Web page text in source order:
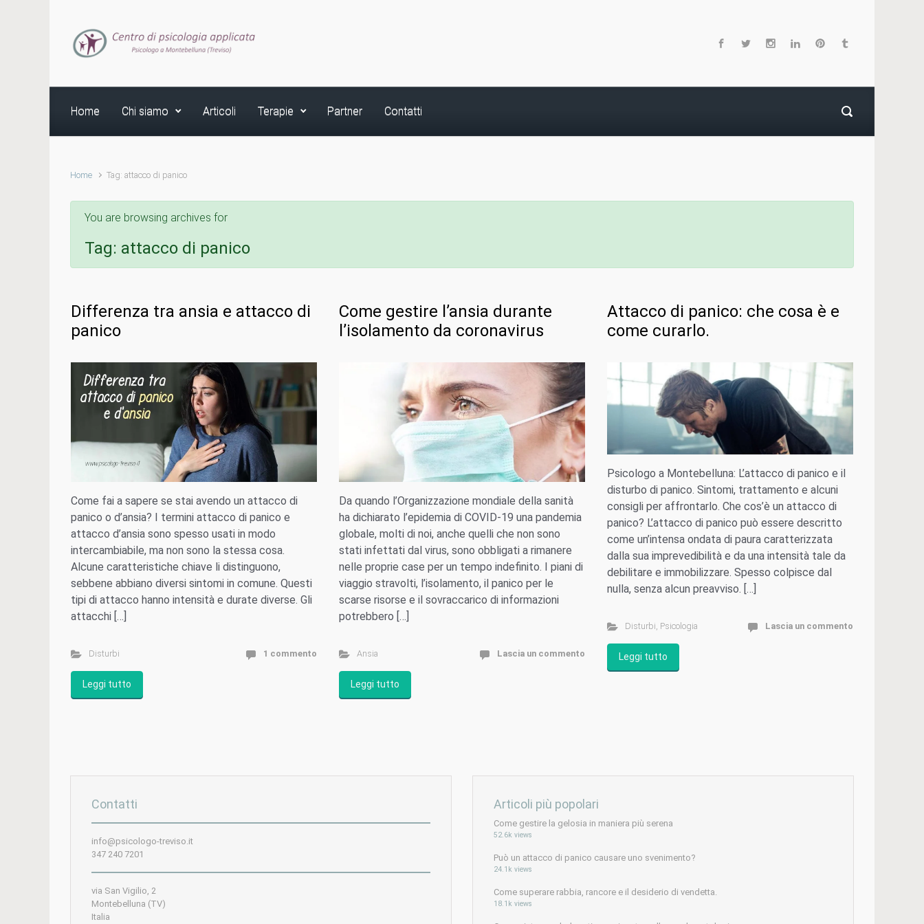
Home Chi siamo Articoli Terapie Partner Contatti
Home Tag: attacco di panico
You are browsing archives for
Tag: attacco di panico
Differenza tra ansia e attacco di
panico
Come fai a sapere se stai avendo un attacco di
panico o d’ansia? I termini attacco di panico e
attacco d’ansia sono spesso usati in modo
intercambiabile, ma non sono la stessa cosa.
Alcune caratteristiche chiave li distinguono,
sebbene abbiano diversi sintomi in comune. Questi
tipi di attacco hanno intensità e durate diverse. Gli
attacchi […]
Disturbi 1 commento
Leggi tutto
Come gestire l’ansia durante
l’isolamento da coronavirus
Da quando l’Organizzazione mondiale della sanità
ha dichiarato l’epidemia di COVID-19 una pandemia
globale, molti di noi, anche quelli che non sono
stati infettati dal virus, sono obbligati a rimanere
nelle proprie case per un tempo indefinito. I piani di
viaggio stravolti, l’isolamento, il panico per le
scarse risorse e il sovraccarico di informazioni
potrebbero […]
Ansia Lascia un commento
Leggi tutto
Attacco di panico: che cosa è e
come curarlo.
Psicologo a Montebelluna: L’attacco di panico e il
disturbo di panico. Sintomi, trattamento e alcuni
consigli per affrontarlo. Che cos’è un attacco di
panico? L’attacco di panico può essere descritto
come un’intensa ondata di paura caratterizzata
dalla sua imprevedibilità e da una intensità tale da
debilitare e immobilizzare. Spesso colpisce dal
nulla, senza alcun preavviso. […]
Disturbi, Psicologia Lascia un commento
Leggi tutto
Contatti
info@psicologo-treviso.it
347 240 7201
via San Vigilio, 2
Montebelluna (TV)
Italia
Articoli più popolari
Come gestire la gelosia in maniera più serena
52.6k views
Può un attacco di panico causare uno svenimento?
24.1k views
Come superare rabbia, rancore e il desiderio di vendetta.
18.1k views